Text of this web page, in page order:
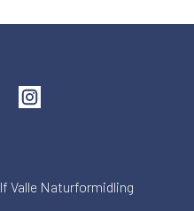
Valle Naturformidling